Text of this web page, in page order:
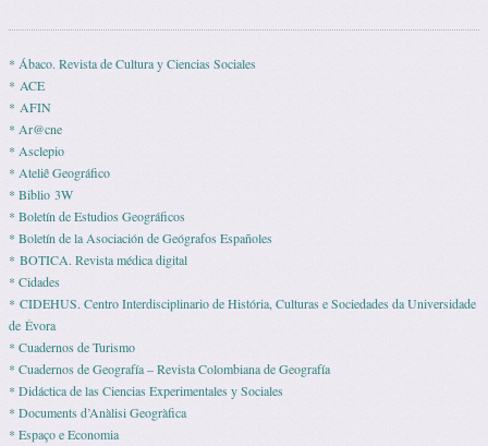
* Ábaco. Revista de Cultura y Ciencias Sociales
* ACE
* AFIN
* Ar@cne
* Asclepio
* Ateliê Geográfico
* Biblio 3W
* Boletín de Estudios Geográficos
* Boletín de la Asociación de Geógrafos Españoles
* BOTICA. Revista médica digital
* Cidades
* CIDEHUS. Centro Interdisciplinario de História, Culturas e Sociedades da Universidade
de Évora
* Cuadernos de Turismo
* Cuadernos de Geografía – Revista Colombiana de Geografía
* Didáctica de las Ciencias Experimentales y Sociales
* Documents d’Anàlisi Geogràfica
* Espaço e Economia